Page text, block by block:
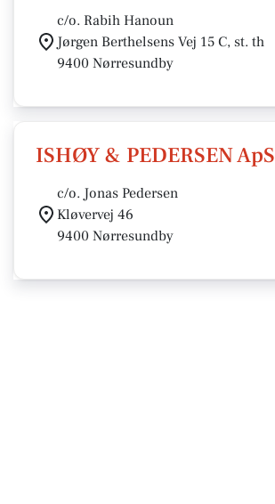
c/o. Rabih Hanoun
Jørgen Berthelsens Vej 15 C, st. th
9400 Nørresundby
ISHØY & PEDERSEN ApS
c/o. Jonas Pedersen
Kløvervej 46
9400 Nørresundby